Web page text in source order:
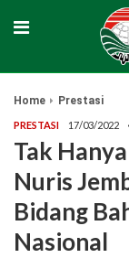
Home Prestasi
PRESTASI 17/03/2022
Tak
Nuris
Bidang
Nasional